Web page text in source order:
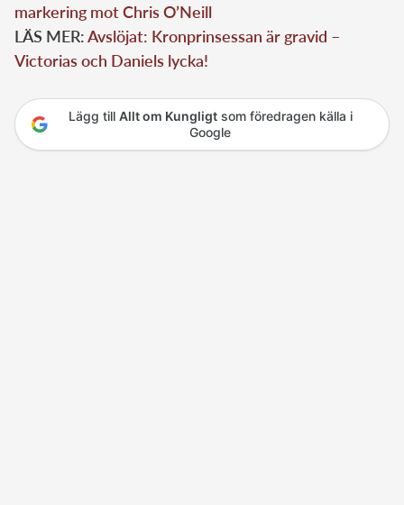
markering mot Chris O’Neill
LÄS MER:Avslöjat: Kronprinsessan är gravid –
Victorias och Daniels lycka!
Lägg till Allt om Kungligtsom föredragen källa i
Google